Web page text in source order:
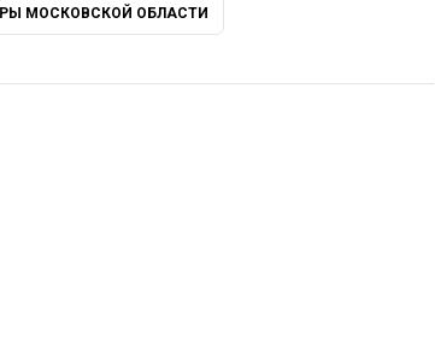
МОСКОВСКОЙ ОБЛАСТИ